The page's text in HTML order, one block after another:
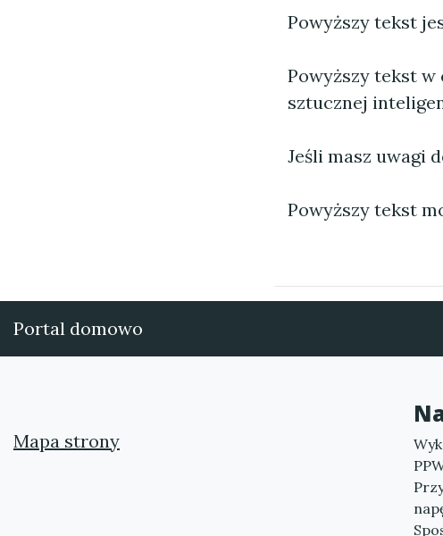
Powyższy tekst
Powyższy tekst w
sztucznej
Jeśli masz uwagi
Powyższy tekst
Portal domowo
Mapa strony